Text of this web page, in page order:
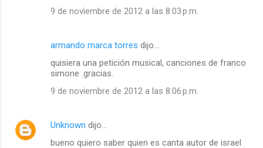
9 de noviembre de 2012 a las 8:03 p.m.
armando marca torres dijo…
quisiera una petición musical, canciones de franco
simone .gracias.
9 de noviembre de 2012 a las 8:06 p.m.
Unknown dijo…
bueno quiero saber quien es canta autor de israel